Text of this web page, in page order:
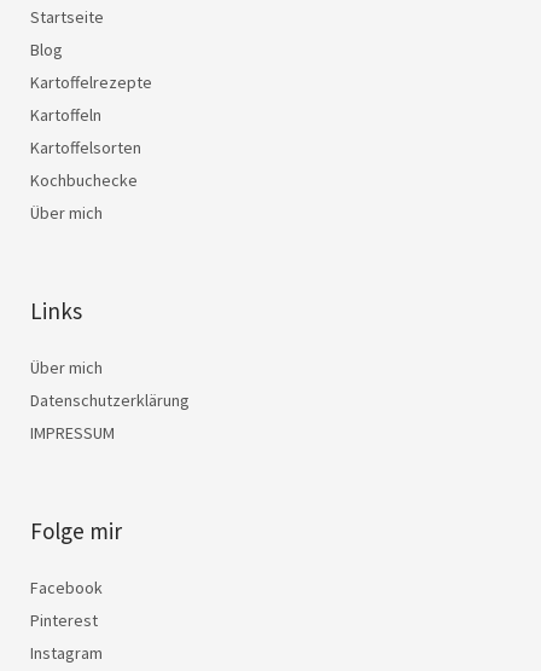
Startseite
Blog
Kartoffelrezepte
Kartoffeln
Kartoffelsorten
Kochbuchecke
Über mich
Links
Über mich
Datenschutzerklärung
IMPRESSUM
Folge mir
Facebook
Pinterest
Instagram